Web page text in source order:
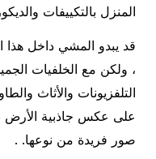
المنزل بالتكييفات
قد يبدو المشي داخل هذا
، ولكن مع الخلفيات
التلفزيونات والأثاث
على عكس جاذبية الأرض ،
صور فريدة من نوعها. .